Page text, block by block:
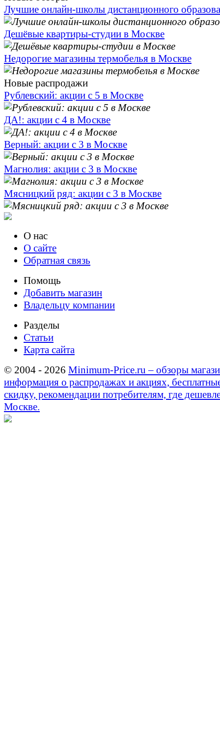
Лучшие онлайн-школы дистанционного
Дешёвые квартиры-студии в Москве
Недорогие магазины термобелья в Москве
Новые распродажи
Рублевский: акции с 5 в Москве
ДА!: акции с 4 в Москве
Верный: акции с 3 в Москве
Магнолия: акции с 3 в Москве
Мясницкий ряд: акции с 3 в Москве
О нас
О сайте
Обратная связь
Помощь
Добавить магазин
Владельцу компании
Разделы
Статьи
Карта сайта
© 2004 - 2026 Minimum-Price.ru – обзоры
информация о распродажах и акциях,
скидку, рекомендации потребителям, где
Москве.